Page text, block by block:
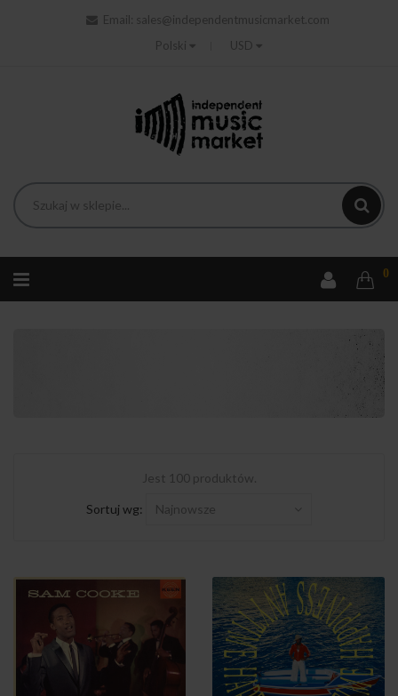
Email:
sales@independentmusicmarket.com
Polski
USD
0
Jest 100 produktów.
Sortuj wg: Najnowsze